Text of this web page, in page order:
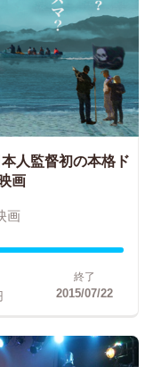
人監督初の本格ド
画
画
終了
2015/07/22